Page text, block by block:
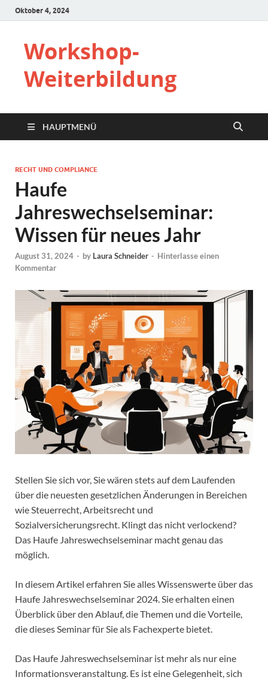
Oktober 4, 2024
Workshop-
Weiterbildung
HAUPTMENÜ
RECHT UND COMPLIANCE
Haufe
Jahreswechselseminar:
Wissen für neues Jahr
August 31, 2024 - by Laura Schneider - Hinterlasse einen
Kommentar
Stellen Sie sich vor, Sie wären stets auf dem Laufenden
über die neuesten gesetzlichen Änderungen in Bereichen
wie Steuerrecht, Arbeitsrecht und
Sozialversicherungsrecht. Klingt das nicht verlockend?
Das Haufe Jahreswechselseminar macht genau das
möglich.
In diesem Artikel erfahren Sie alles Wissenswerte über das
Haufe Jahreswechselseminar 2024. Sie erhalten einen
Überblick über den Ablauf, die Themen und die Vorteile,
die dieses Seminar für Sie als Fachexperte bietet.
Das Haufe Jahreswechselseminar ist mehr als nur eine
Informationsveranstaltung. Es ist eine Gelegenheit, sich